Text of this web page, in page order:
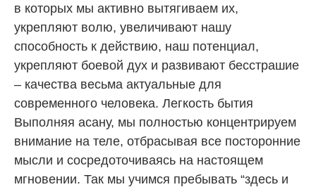
в которых мы активно вытягиваем их,
укрепляют волю, увеличивают нашу
способность к действию, наш потенциал,
укрепляют боевой дух и развивают бесстрашие
– качества весьма актуальные для
современного человека. Легкость бытия
Выполняя асану, мы полностью концентрируем
внимание на теле, отбрасывая все посторонние
мысли и сосредоточиваясь на настоящем
мгновении. Так мы учимся пребывать “здесь и